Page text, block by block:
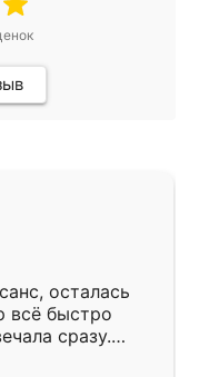
осталась
всё быстро
сразу.
подошёл к